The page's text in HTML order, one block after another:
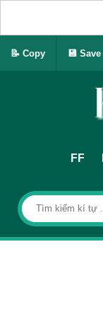
FF
📝 Copy 💾 Save